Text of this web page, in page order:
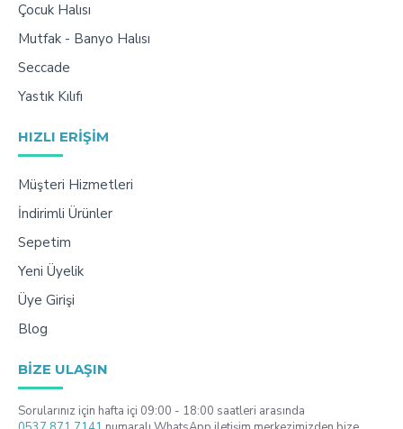
Çocuk Halısı
Mutfak - Banyo Halısı
Seccade
Yastık Kılıfı
HIZLI ERIŞIM
Müşteri Hizmetleri
İndirimli Ürünler
Sepetim
Yeni Üyelik
Üye Girişi
Blog
BIZE ULAŞIN
Sorularınız için hafta içi 09:00 - 18:00 saatleri arasında